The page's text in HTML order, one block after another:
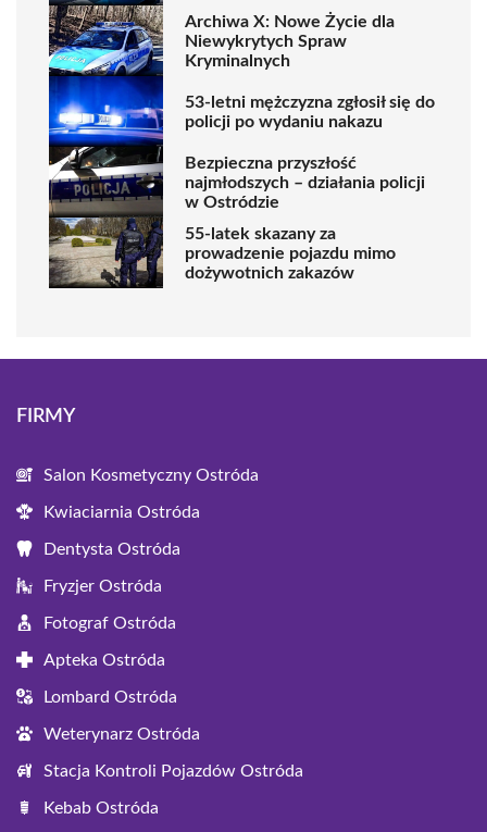
Archiwa X: Nowe Życie dla
Niewykrytych Spraw
Kryminalnych
53-letni mężczyzna zgłosił się do
policji po wydaniu nakazu
Bezpieczna przyszłość
najmłodszych – działania policji
w Ostródzie
55-latek skazany za
prowadzenie pojazdu mimo
dożywotnich zakazów
FIRMY
Salon Kosmetyczny Ostróda
Kwiaciarnia Ostróda
Dentysta Ostróda
Fryzjer Ostróda
Fotograf Ostróda
Apteka Ostróda
Lombard Ostróda
Weterynarz Ostróda
Stacja Kontroli Pojazdów Ostróda
Kebab Ostróda